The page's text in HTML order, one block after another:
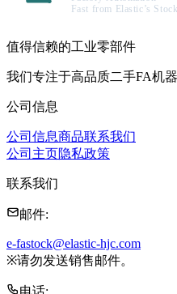
值得信赖的工业零部件
我们专注于高品质二手FA机
公司信息
公司信息商品联系我们
公司主页隐私政策
联系我们
邮件:
e-fastock@elastic-hjc.com
※请勿发送销售邮件。
电话: